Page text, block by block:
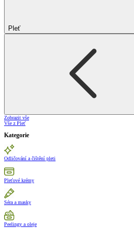
Pleť
Zobrazit vše
Vše z Pleť
Kategorie
Odličování a čištění pleti
Pleťové krémy
Séra a masky
Peelingy a oleje